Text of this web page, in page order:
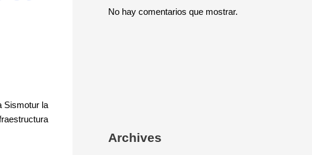
Sismotur la
No hay comentarios que mostrar.
Archives